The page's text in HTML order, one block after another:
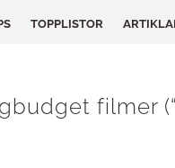
TOPPLISTOR
filmer